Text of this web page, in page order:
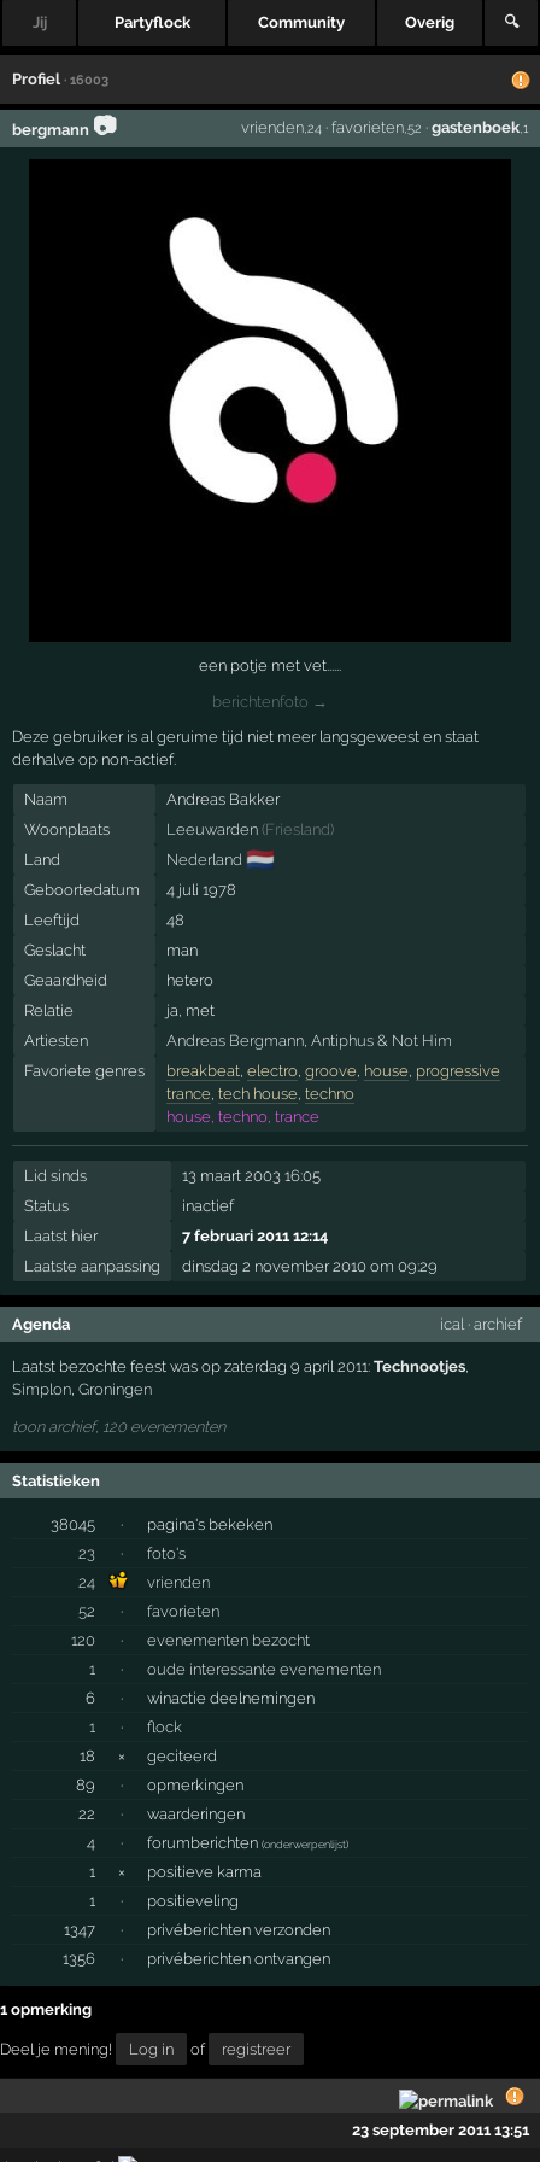
Jij Partyflock Community Overig 🔍
Profiel · 16003
bergmann 📷 vrienden,24· favorieten,52 · gastenboek,1
een potje met vet......
berichtenfoto →
Deze gebruiker is al geruime tijd niet meer langsgeweest en staat
derhalve op non-actief.
Naam
Andreas Bakker
Woonplaats
Leeuwarden (Friesland)
Land
Nederland 🇳🇱
Geboortedatum
4 juli 1978
Leeftijd
48
Geslacht
man
Geaardheid
hetero
Relatie
ja, met
Artiesten
Andreas Bergmann, Antiphus& Not Him
Favoriete genres
breakbeat, electro, groove, house, progressive
trance, tech house, techno
house, techno, trance
Lid sinds
13 maart 2003 16:05
Status
inactief
Laatst hier
7 februari 2011 12:14
Laatste aanpassing
dinsdag 2 november 2010 om 09:29
Agenda ical· archief
Laatst bezochte feest was op zaterdag 9 april 2011:Technootjes
Simplon ,Groningen
toon archief, 120 evenementen
Statistieken
38045 ·
pagina's bekeken
23
·
foto's
24
vrienden
52
·
favorieten
120
·
evenementen bezocht
1
·
oude interessante evenementen
6
·
winactie deelnemingen
1
·
flock
18
×
geciteerd
89
·
opmerkingen
22
·
waarderingen
4
· forumberichten(onderwerpenlijst)
1 ×
positieve karma
1
·
positieveling
1347
·
privéberichten verzonden
1356
· privéberichten ontvangen
1 opmerking
Deel je mening! Log in of registreer
23 september 2011 13:51